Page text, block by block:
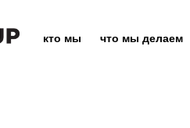
кто мы что мы делаем